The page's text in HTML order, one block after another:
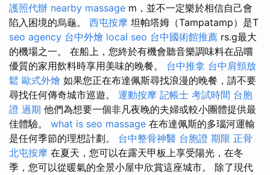
護照代辦 nearby massage m，並不一定樂於相信自己會
陷入困境的烏龜。 西屯按摩 坦帕塔姆（Tampatamp）是T
seo agency 台中外燴 local seo 台中國術館推薦 rs.g最大
的機場之一。 在船上，您終於有機會聽音樂調味料在品嚐
優質的家用飲料時享用美味的晚餐。 台中推拿 台中肩頸放
鬆 歐式外燴 如果您正在布達佩斯尋找浪漫的晚餐，請不要
尋找任何傳奇城市巡遊。 運動按摩 記帳士 考試時間 台胞
證 過期 他們為想要一個非凡夜晚的夫婦或較小團體提供最
佳體驗。 what is seo massage 在布達佩斯的多瑙河運輸
是任何季節的理想計劃。 台中整骨神醫 台胞證 期限 正骨
北屯按摩 在夏天，您可以在露天甲板上享受陽光，在冬
季，您可以從暖氣的全景小屋中欣賞這座城市。 除了現代